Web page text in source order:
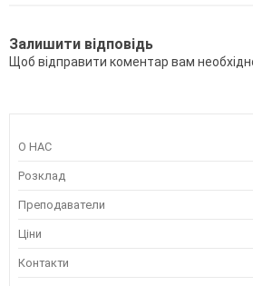
Залишити відповідь
Щоб відправити коментар вам
О НАС
Розклад
Преподаватели
Ціни
Контакти